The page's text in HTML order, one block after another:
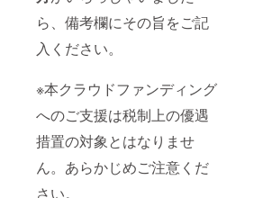
ら、備考欄にその旨をご記
入ください。
※本クラウドファンディング
へのご支援は税制上の優遇
措置の対象とはなりませ
ん。あらかじめご注意くだ
さい。